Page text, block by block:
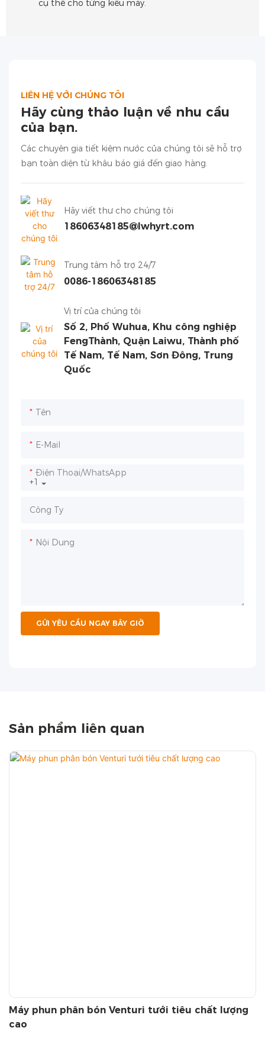
cụ thể cho từng kiểu máy.
LIÊN HỆ VỚI CHÚNG TÔI
Hãy cùng thảo luận về nhu cầu
của bạn.
Các chuyên gia tiết kiệm nước của chúng tôi sẽ hỗ trợ
bạn toàn diện từ khâu báo giá đến giao hàng.
Hãy viết thư cho chúng tôi
18606348185@lwhyrt.com
Trung tâm hỗ trợ 24/7
0086-18606348185
Vị trí của chúng tôi
Số 2, Phố Wuhua, Khu công nghiệp
FengThành, Quận Laiwu, Thành phố
Tế Nam, Tế Nam, Sơn Đông, Trung
Quốc
Tên
E-Mail
+1
Điện Thoại/WhatsApp
Công Ty
Nội Dung
GỬI YÊU CẦU NGAY BÂY GIỜ
Sản phẩm liên quan
Máy phun phân bón Venturi tưới tiêu chất lượng
cao